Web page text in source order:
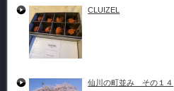
CLUIZEL
仙川の町並み その１４